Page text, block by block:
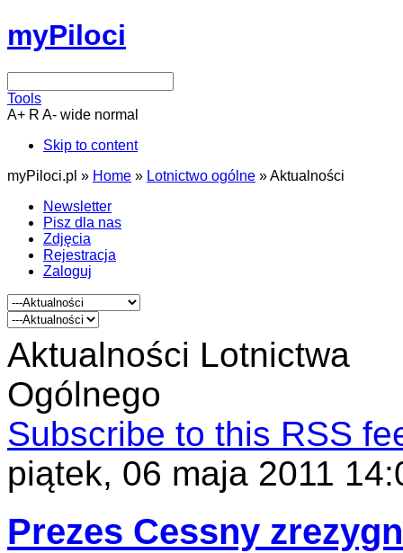
myPiloci
Tools
A+ R A- wide normal
Skip to content
myPiloci.pl » Home » Lotnictwo ogólne »Aktualności
Newsletter
Pisz dla nas
Zdjęcia
Rejestracja
Zaloguj
Aktualności Lotnictwa
Ogólnego
Subscribe to this RSS
piątek, 06 maja 2011
Prezes Cessny